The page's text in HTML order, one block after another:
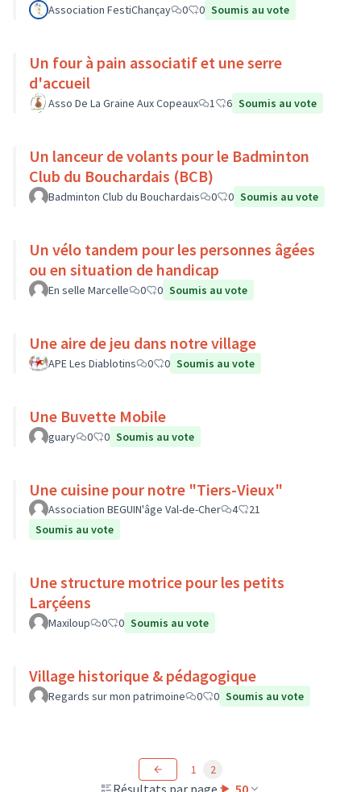
Association FestiChançay 0 0 Soumis au vote
Un four à pain associatif et une serre
d'accueil
Asso De La Graine Aux Copeaux 1 6 Soumis au vote
Un lanceur de volants pour le Badminton
Club du Bouchardais (BCB)
Badminton Club du Bouchardais 0 0 Soumis au vote
Un vélo tandem pour les personnes âgées
ou en situation de handicap
En selle Marcelle 0 0 Soumis au vote
Une aire de jeu dans notre village
APE Les Diablotins 0 0 Soumis au vote
Une Buvette Mobile
guary 0 0 Soumis au vote
Une cuisine pour notre "Tiers-Vieux"
Association BEGUIN'âge Val-de-Cher 4
21
Soumis au vote
Une structure motrice pour les petits
Larçéens
Maxiloup 0 0 Soumis au vote
Village historique & pédagogique
Regards sur mon patrimoine 0 0 Soumis au vote
Résultats par page : 50
1 2